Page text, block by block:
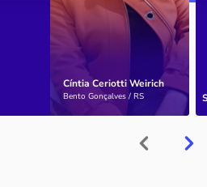
Cíntia Ceriotti Weirich
Bento Gonçalves / RS